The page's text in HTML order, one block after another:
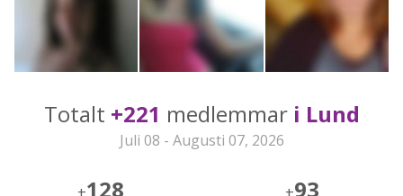
Totalt +221 medlemmar i Lund
Juli 08 - Augusti 07, 2026
128 93